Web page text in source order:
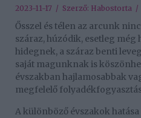
2023-11-17 / Szerző: Habostorta /
Ősszel és télen az arcunk
száraz, húzódik, esetleg még
hidegnek, a száraz benti
saját magunknak is
évszakban hajlamosabbak
megfelelő
A különböző évszakok